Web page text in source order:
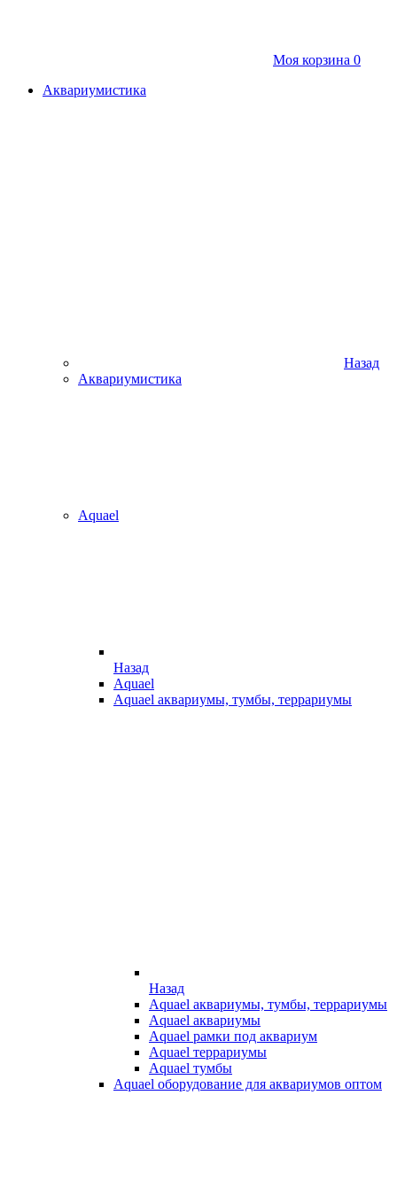
Моя корзина 0
Аквариумистика
Назад
Аквариумистика
Aquael
Назад
Aquael
Aquael аквариумы, тумбы, террариумы
Назад
Aquael аквариумы, тумбы, террариумы
Aquael аквариумы
Aquael рамки под аквариум
Aquael террариумы
Aquael тумбы
Aquael оборудование для аквариумов оптом